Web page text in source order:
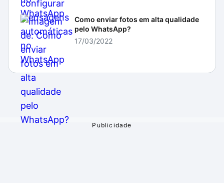
Como enviar fotos em alta qualidade
pelo WhatsApp?
17/03/2022